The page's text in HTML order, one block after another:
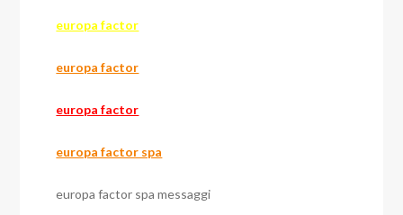
europa factor
europa factor
europa factor
europa factor spa
europa factor spa messaggi